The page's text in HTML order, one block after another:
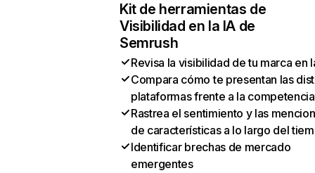
Kit de herramientas de
Visibilidad en la IA de
Semrush
Revisa la visibilidad de tu marca en
Compara cómo te presentan las
plataformas frente a la competencia
Rastrea el sentimiento y las
de características a lo largo del
Identificar brechas de mercado
emergentes